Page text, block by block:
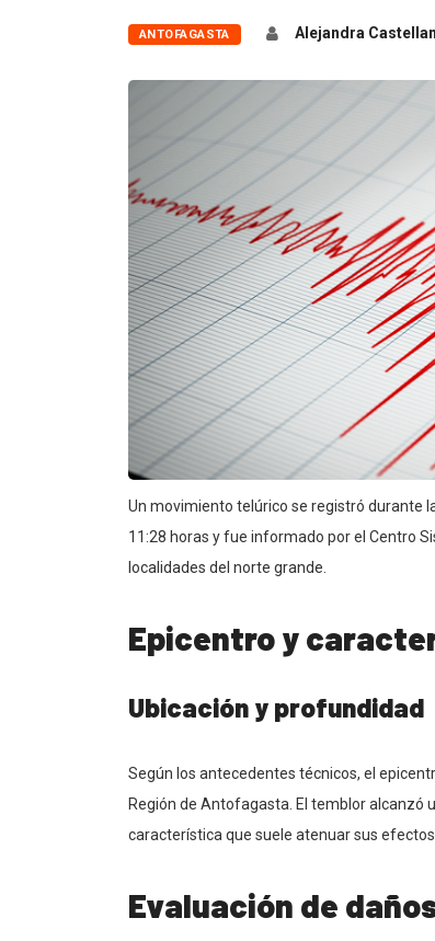
ANTOFAGASTA Alejandra
Un movimiento telúrico se registró durante
11:28 horas y fue informado por el Centro
localidades del norte grande.
Epicentro y
Ubicación y profundidad
Según los antecedentes técnicos, el
Región de Antofagasta. El temblor alcanzó
característica que suele atenuar sus efectos
Evaluación de